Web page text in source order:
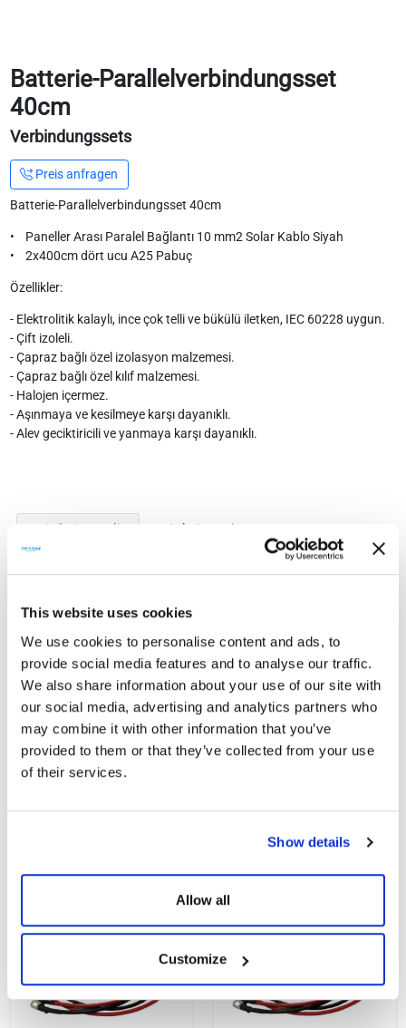
This website uses cookies
We use cookies to personalise content and ads, to
provide social media features and to analyse our traffic.
We also share information about your use of our site with
our social media, advertising and analytics partners who
may combine it with other information that you’ve
provided to them or that they’ve collected from your use
of their services.
Show details
Allow all
Customize
Batterie-Parallelverbindungsset
40cm
Verbindungssets
Preis anfragen
Batterie-Parallelverbindungsset 40cm
• Paneller Arası Paralel Bağlantı 10 mm2 Solar Kablo Siyah
• 2x400cm dört ucu A25 Pabuç
Özellikler:
- Elektrolitik kalaylı, ince çok telli ve bükülü iletken, IEC 60228 uygun.
- Çift izoleli.
- Çapraz bağlı özel izolasyon malzemesi.
- Çapraz bağlı özel kılıf malzemesi.
- Halojen içermez.
- Aşınmaya ve kesilmeye karşı dayanıklı.
- Alev geciktiricili ve yanmaya karşı dayanıklı.
Technische Details Technisches Dokument
10 mm
Spitze
A25 Pabuç
ÄHNLICHE PRODUKTE